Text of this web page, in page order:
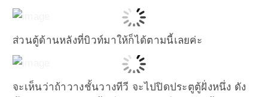
ส่วนตู้ด้านหลังที่บิวท์มาให้ก็ได้ตามนี้เลยค่ะ
จะเห็นว่าถ้าวางชั้นวางทีวี จะไปปิดประตูตู้ฝั่งหนึ่ง ดัง